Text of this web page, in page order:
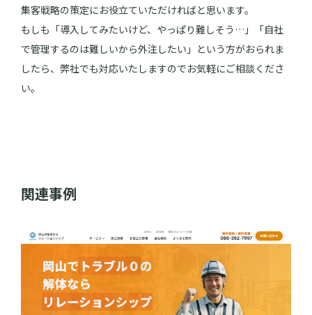
集客戦略の策定にお役立ていただければと思います。
もしも「導入してみたいけど、やっぱり難しそう…」「自社
で管理するのは難しいから外注したい」という方がおられま
したら、弊社でも対応いたしますのでお気軽にご相談くださ
い。
関連事例